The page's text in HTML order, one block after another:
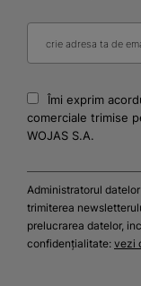
Îmi exprim
comerciale trimise
WOJAS S.A.
Administratorul
trimiterea
prelucrarea datelor,
confidențialitate: vezi